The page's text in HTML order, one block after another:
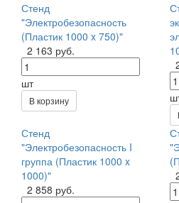
Стенд
"Электробезопасность
(Пластик 1000 x 750)"
2 163 руб.
шт
В корзину
Стенд
"Электробезопасность I
группа (Пластик 1000 x
1000)"
2 858 руб.